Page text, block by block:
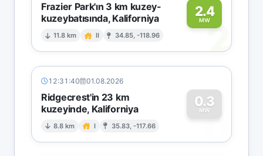
Frazier Park'ın 3 km kuzey-
kuzeybatısında, Kaliforniya
11.8 km II 34.85, -118.96
2.4
MW2
12:31:40 01.08.2026
Ridgecrest'in 23 km
kuzeyinde, Kaliforniya
8.8 km I 35.83, -117.66
0.3
MW
0